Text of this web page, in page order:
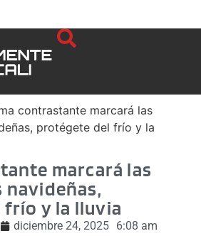
contrastante marcará las
protégete del frío y la
marcará las
navideñas,
y la lluvia
diciembre 24, 2025 6:08 am